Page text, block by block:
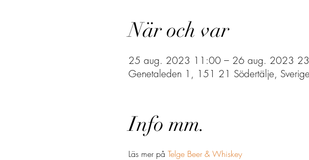
När och var
25 aug. 2023 11:00 – 26 aug. 2023
Genetaleden 1, 151 21 Södertälje, Sverige
Info mm.
Läs mer på Telge Beer & Whiskey